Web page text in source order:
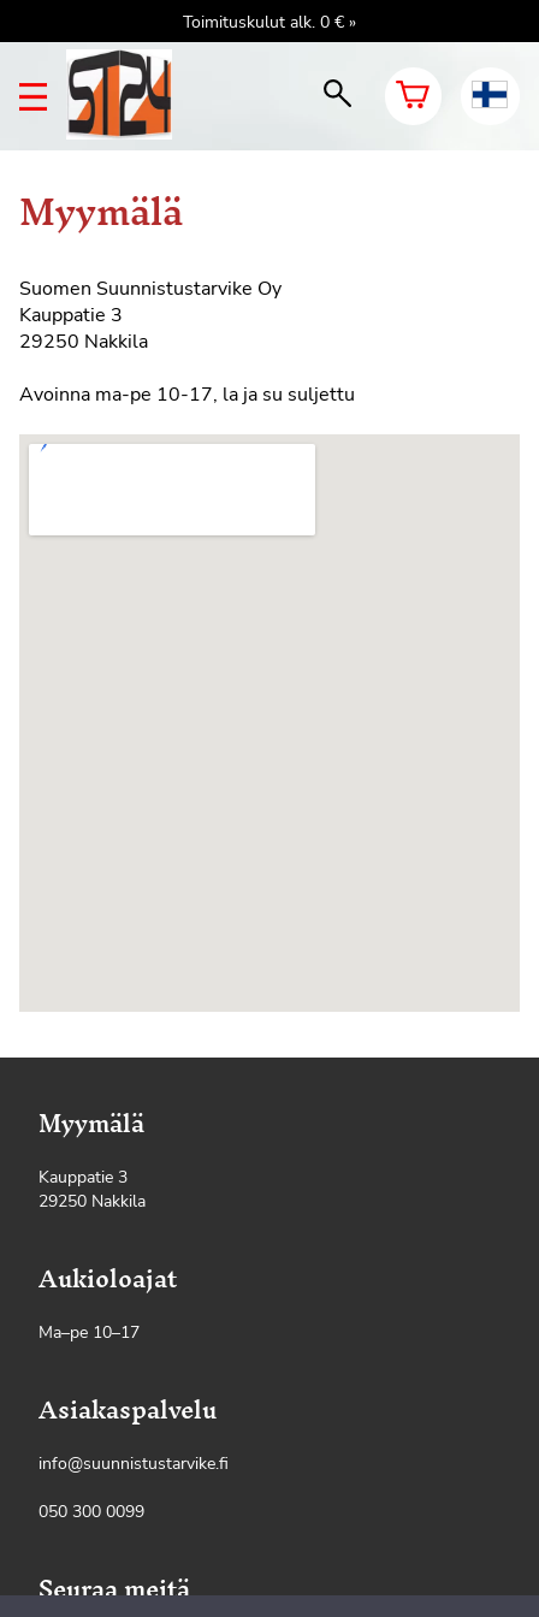
Toimituskulut alk. 0 € »
Myymälä
Suomen Suunnistustarvike Oy
Kauppatie 3
29250 Nakkila
Avoinna ma-pe 10-17, la ja su suljettu
Myymälä
Kauppatie 3
29250 Nakkila
Aukioloajat
Ma–pe 10–17
Asiakaspalvelu
info@suunnistustarvike.fi
050 300 0099
Seuraa meitä